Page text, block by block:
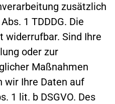
zusätzlich
1 TDDDG. Die
widerrufbar. Sind Ihre
oder zur
Maßnahmen
wir Ihre Daten auf
1 lit. b DSGVO. Des